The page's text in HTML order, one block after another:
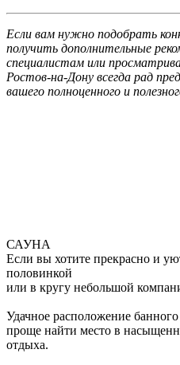
Если вам нужно подобрать
получить дополнительные
специалистам или
Ростов-на-Дону всегда рад
вашего полноценного и
САУНА
Если вы хотите прекрасно и
половинкой
или в кругу небольшой
Удачное расположение
проще найти место в
отдыха.